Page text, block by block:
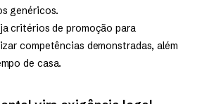
genéricos.
critérios de promoção para
competências demonstradas, além
de casa.